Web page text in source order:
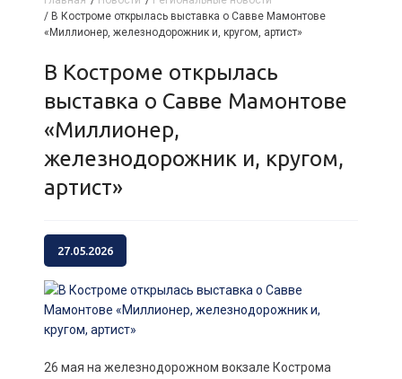
/ В Костроме открылась выставка о Савве Мамонтове
«Миллионер, железнодорожник и, кругом, артист»
В Костроме открылась
выставка о Савве Мамонтове
«Миллионер,
железнодорожник и, кругом,
артист»
27.05.2026
26 мая на железнодорожном вокзале Кострома